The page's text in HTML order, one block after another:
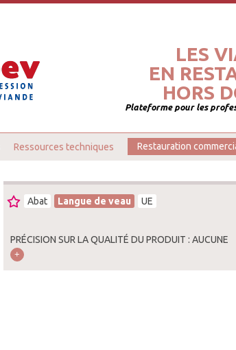
LES
EN
HORS
Plateforme pour les
Ressources techniques Restauration
Abat Langue de veau UE
PRÉCISION SUR LA QUALITÉ DU PRODUIT : AUCUNE